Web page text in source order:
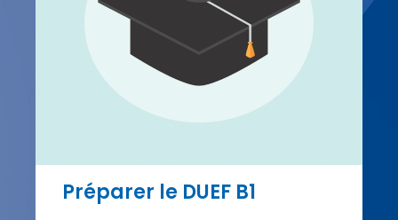
Préparer le DUEF B1